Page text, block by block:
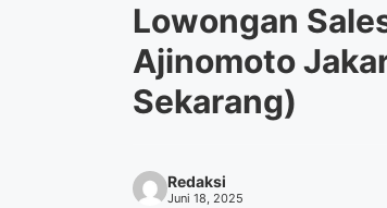
Lowongan
Ajinomoto
Sekarang)
Redaksi
Juni 18, 2025